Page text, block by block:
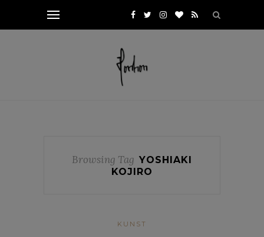
Browsing Tag YOSHIAKI
KOJIRO
KUNST